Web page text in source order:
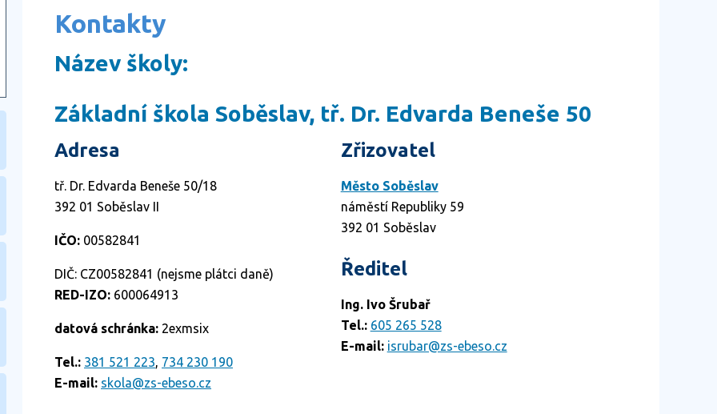
Kontakty
Název školy:
Základní škola Soběslav, tř. Dr. Edvarda Beneše 50
Adresa
tř. Dr. Edvarda Beneše 50/18
392 01 Soběslav II
IČO: 00582841
DIČ: CZ00582841 (nejsme plátci daně)
RED-IZO: 600064913
datová schránka: 2exmsix
Tel.: 381 521 223, 734 230 190
E-mail: skola@zs-ebeso.cz
Zřizovatel
Město Soběslav
náměstí Republiky 59
392 01 Soběslav
Ředitel
Ing. Ivo Šrubař
Tel.: 605 265 528
E-mail: isrubar@zs-ebeso.cz